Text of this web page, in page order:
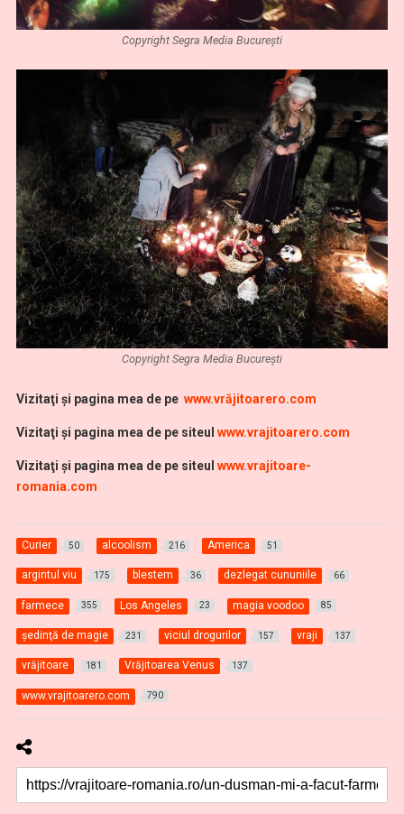
Copyright Segra Media București
Copyright Segra Media București
Vizitaţi şi pagina mea de pe www.vrăjitoarero.com
Vizitaţi şi pagina mea de pe siteul www.vrajitoarero.com
Vizitaţi şi pagina mea de pe siteul www.vrajitoare-
romania.com
Curier 50 alcoolism 216 America 51
argintul viu 175 blestem 36 dezlegat cununiile 66
farmece 355 Los Angeles 23 magia voodoo 85
şedinţă de magie 231 viciul drogurilor 157 vraji 137
vrăjitoare 181 Vrăjitoarea Venus 137
www.vrajitoarero.com 790